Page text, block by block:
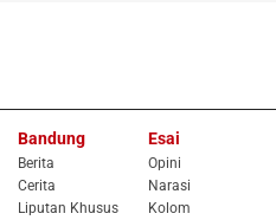
Bandung
Berita
Cerita
Liputan Khusus
Esai
Opini
Narasi
Kolom